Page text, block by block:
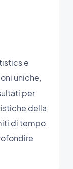
e
uniche,
per
della
di tempo.